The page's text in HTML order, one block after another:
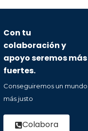
Con tu
colaboración y
apoyo seremos más
fuertes.
Conseguiremos un mundo
más justo
Colabora